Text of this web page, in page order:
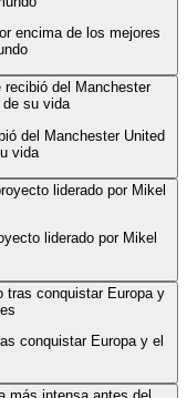
encima de los mejores
del Manchester United
vida
liderado por Mikel
conquistar Europa y el